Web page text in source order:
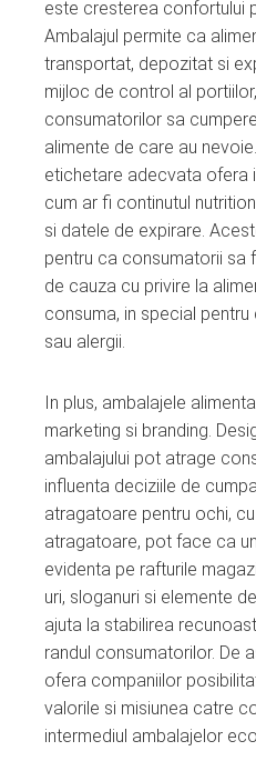
este cresterea confortului
Ambalajul permite ca
transportat, depozitat si
mijloc de control al
consumatorilor sa
alimente de care au
etichetare adecvata ofera
cum ar fi continutul
si datele de expirare.
pentru ca consumatorii sa
de cauza cu privire la
consuma, in special
sau alergii.
In plus, ambalajele
marketing si branding.
ambalajului pot atrage
influenta deciziile de
atragatoare pentru ochi,
atragatoare, pot face ca
evidenta pe rafturile
uri, sloganuri si elemente
ajuta la stabilirea
randul consumatorilor. De
ofera companiilor
valorile si misiunea catre
intermediul ambalajelor